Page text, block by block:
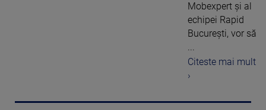
Mobexpert și al
echipei Rapid
București, vor să
...
Citeste mai mult
›